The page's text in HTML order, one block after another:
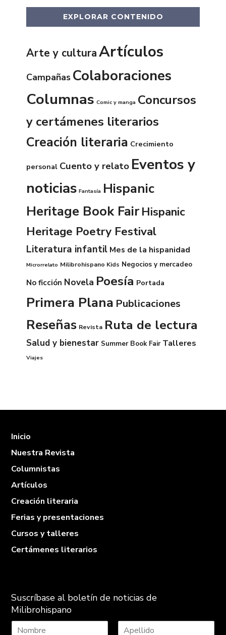
EXPLORAR CONTENIDO
Arte y culturaArtículos
Campañas Colaboraciones
Columnas Comic y manga Concursos
y certámenes literarios
Creación literaria Crecimiento
personal Cuento y relato Eventos y
noticias Fantasía Hispanic
Heritage Book FairHispanic
Heritage Poetry Festival
Literatura infantil Mes de la hispanidad
Microrrelato Milibrohispano Kids Negocios y mercadeo
No ficción Novela Poesía Portada
Primera Plana Publicaciones
Reseñas Revista Ruta de lectura
Salud y bienestar Summer Book Fair Talleres
Viajes
Inicio
Nuestra Revista
Columnistas
Artículos
Creación literaria
Ferias y presentaciones
Cursos y talleres
Certámenes literarios
Suscríbase al boletín de noticias de
Milibrohispano